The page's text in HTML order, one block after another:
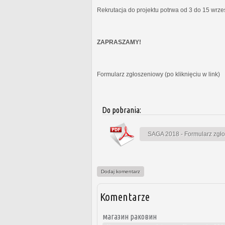
Rekrutacja do projektu potrwa od 3 do 15
ZAPRASZAMY!
Formularz zgłoszeniowy (po kliknięciu w link)
Do pobrania:
SAGA 2018 - Formularz
Dodaj komentarz
Komentarze
магазин раковин